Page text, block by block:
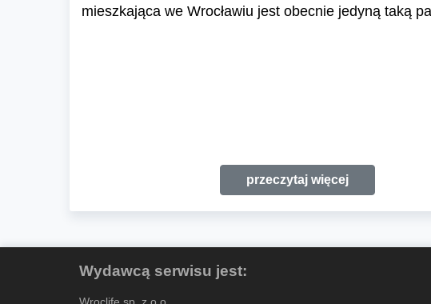
mieszkająca we Wrocławiu jest obecnie jedyną taką
przeczytaj więcej
Wydawcą serwisu jest: